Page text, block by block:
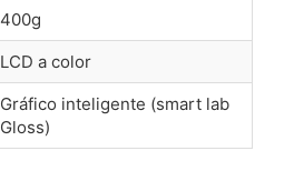
400g
LCD a color
Gráfico inteligente (smart lab
Gloss)